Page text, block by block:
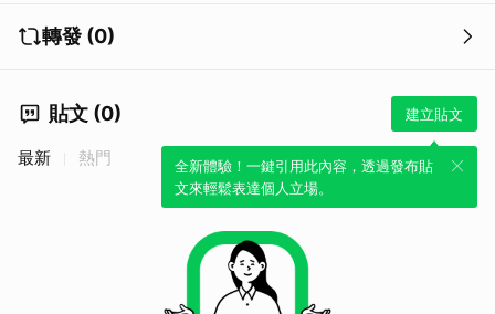
轉發 (0)
貼文 (0) 建立貼文
全新體驗！一鍵引用此內容，透過發布貼
文來輕鬆表達個人立場。
最新 熱門